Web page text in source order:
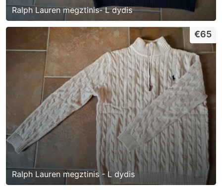
Ralph Lauren megztinis- L dydis
Ralph Lauren megztinis - L dydis
€65